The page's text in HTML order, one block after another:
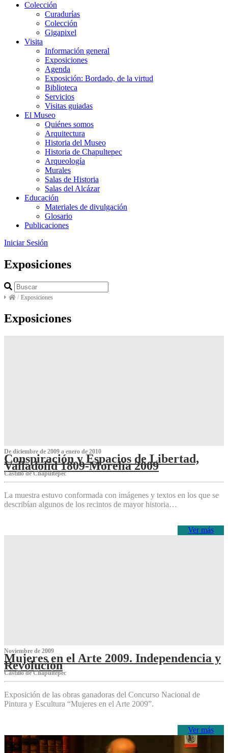
Colección
Curadurías
Colección
Gigapixel
Visita
Información general
Exposiciones
Agenda
Exposición: Bordado, de la virtud
Biblioteca
Servicios
Visitas guiadas
El Museo
Quiénes somos
Arquitectura
Historia del Museo
Historia de Chapultepec
Arqueología
Murales
Salas de Historia
Salas del Alcázar
Educación
Materiales de divulgación
Glosario
Publicaciones
Iniciar Sesión
Exposiciones
/ Exposiciones
Exposiciones
De diciembre de 2009 a enero de 2010
Conspiración y Espacios de Libertad,
Valladolid 1809-Morelia 2009
Castillo de Chapultepec
La muestra estuvo conformada con imágenes y textos en los que se
describían algunos de los recintos de mayor historia…
Ver más
Noviembre de 2009
Mujeres en el Arte 2009. Independencia y
Revolución
Castillo de Chapultepec
Exposición de las obras ganadoras del Concurso Nacional de
Pintura y Escultura “Mujeres en el Arte 2009”.
Ver más